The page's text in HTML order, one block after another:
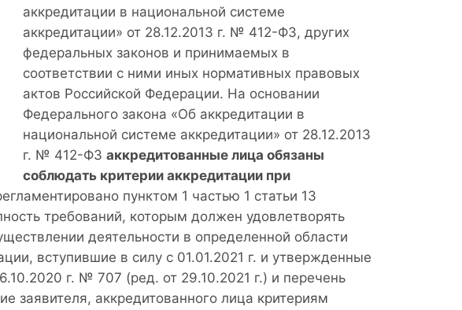
аккредитации в национальной системе
аккредитации» от 28.12.2013 г. № 412-ФЗ, других
федеральных законов и принимаемых в
соответствии с ними иных нормативных правовых
актов Российской Федерации. На основании
Федерального закона «Об аккредитации в
национальной системе аккредитации» от 28.12.2013
г. № 412-ФЗаккредитованные лица обязаны
соблюдать критерии аккредитации при
пунктом 1 частью 1 статьи 13
требований, которым должен удовлетворять
деятельности в определенной области
вступившие в силу с 01.01.2021 г. и утвержденные
г. № 707 (ред. от 29.10.2021 г.) и перечень
заявителя, аккредитованного лица критериям